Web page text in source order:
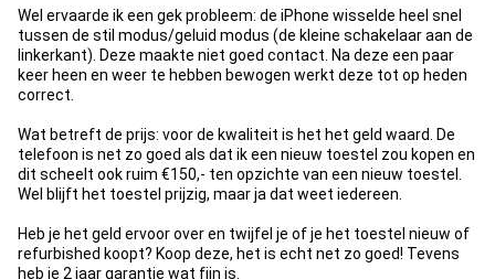
Wel ervaarde ik een gek probleem: de iPhone wisselde heel snel
tussen de stil modus/geluid modus (de kleine schakelaar aan de
linkerkant). Deze maakte niet goed contact. Na deze een paar
keer heen en weer te hebben bewogen werkt deze tot op heden
correct.
Wat betreft de prijs: voor de kwaliteit is het het geld waard. De
telefoon is net zo goed als dat ik een nieuw toestel zou kopen en
dit scheelt ook ruim €150,- ten opzichte van een nieuw toestel.
Wel blijft het toestel prijzig, maar ja dat weet iedereen.
Heb je het geld ervoor over en twijfel je of je het toestel nieuw of
refurbished koopt? Koop deze, het is echt net zo goed! Tevens
heb je 2 jaar garantie wat fijn is.